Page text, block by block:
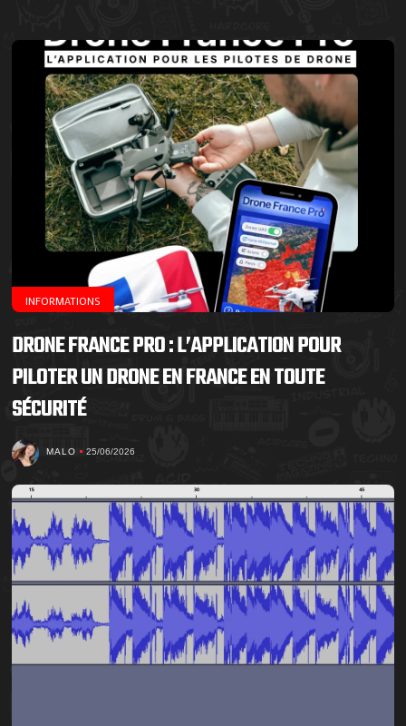
INFORMATIONS
DRONE FRANCE PRO : L’APPLICATION POUR
PILOTER UN DRONE EN FRANCE EN TOUTE
SÉCURITÉ
MALO 25/06/2026